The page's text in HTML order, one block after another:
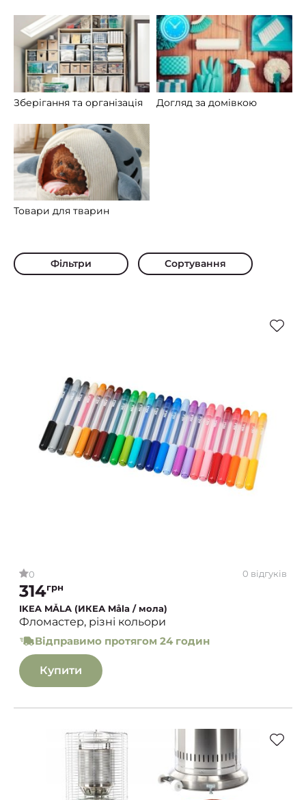
Зберігання та організація Догляд за домівкою
Товари для тварин
Фільтри Сортування
0 0 відгуків
314грн
IKEA MÅLA (ИКЕА Måla / мола)
Фломастер, різні кольори
Відправимо протягом 24 годин
Купити